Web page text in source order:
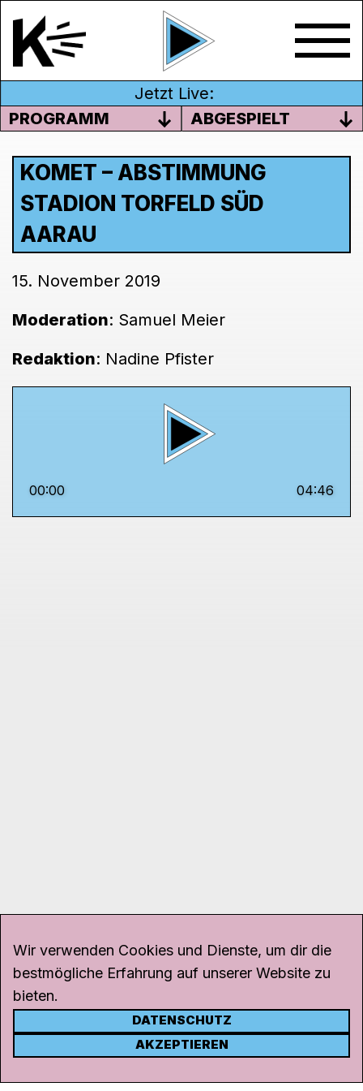
Jetzt Live:
PROGRAMM
ABGESPIELT
KOMET – ABSTIMMUNG
STADION TORFELD SÜD
AARAU
15. November 2019
Moderation: Samuel Meier
Redaktion: Nadine Pfister
00:00 04:46
KONTAKT
Wir verwenden Cookies und Dienste, um dir die
bestmögliche Erfahrung auf unserer Website zu
bieten.
DATENSCHUTZ
AKZEPTIEREN